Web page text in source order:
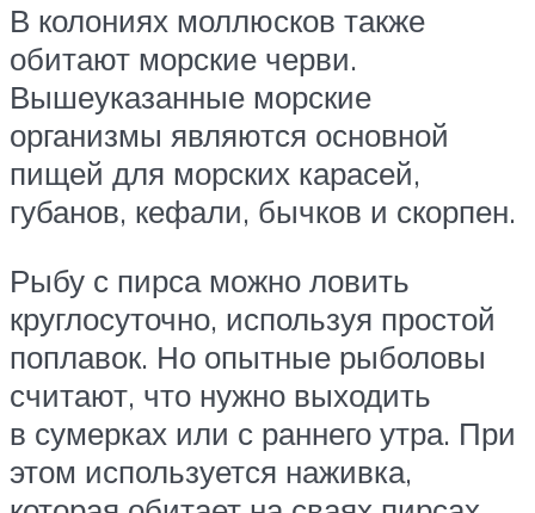
В колониях моллюсков также
обитают морские черви.
Вышеуказанные морские
организмы являются основной
пищей для морских карасей,
губанов, кефали, бычков и скорпен.
Рыбу с пирса можно ловить
круглосуточно, используя простой
поплавок. Но опытные рыболовы
считают, что нужно выходить
в сумерках или с раннего утра. При
этом используется наживка,